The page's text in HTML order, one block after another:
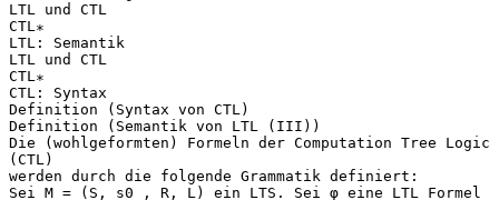
LTL und CTL
CTL∗
LTL: Semantik
LTL und CTL
CTL∗
CTL: Syntax
Definition (Syntax von CTL)
Definition (Semantik von LTL (III))
Die (wohlgeformten) Formeln der Computation Tree Logic
(CTL)
werden durch die folgende Grammatik definiert:
Sei M = (S, s0 , R, L) ein LTS. Sei φ eine LTL Formel